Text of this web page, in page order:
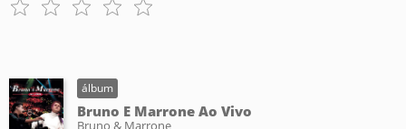
álbum
Bruno E Marrone Ao Vivo
Bruno & Marrone